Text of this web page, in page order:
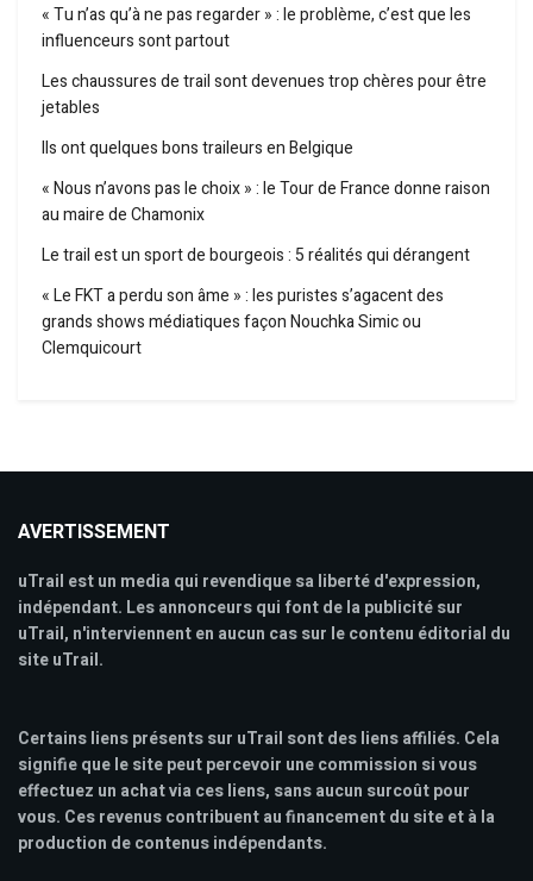
« Tu n’as qu’à ne pas regarder » : le problème, c’est que les
influenceurs sont partout
Les chaussures de trail sont devenues trop chères pour être
jetables
Ils ont quelques bons traileurs en Belgique
« Nous n’avons pas le choix » : le Tour de France donne raison
au maire de Chamonix
Le trail est un sport de bourgeois : 5 réalités qui dérangent
« Le FKT a perdu son âme » : les puristes s’agacent des
grands shows médiatiques façon Nouchka Simic ou
Clemquicourt
AVERTISSEMENT
uTrail est un media qui revendique sa liberté d'expression,
indépendant. Les annonceurs qui font de la publicité sur
uTrail, n'interviennent en aucun cas sur le contenu éditorial du
site uTrail.
Certains liens présents sur uTrail sont des liens affiliés. Cela
signifie que le site peut percevoir une commission si vous
effectuez un achat via ces liens, sans aucun surcoût pour
vous. Ces revenus contribuent au financement du site et à la
production de contenus indépendants.